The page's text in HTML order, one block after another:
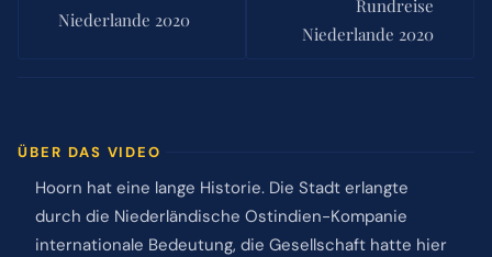
Niederlande 2020
Rundreise
Niederlande 2020
ÜBER DAS VIDEO
Hoorn hat eine lange Historie. Die Stadt erlangte
durch die Niederländische Ostindien-Kompanie
internationale Bedeutung, die Gesellschaft hatte hier